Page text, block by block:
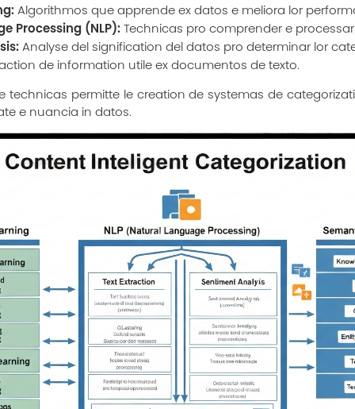
Algorithmos que apprende ex datos e meliora lor
Processing (NLP):Technicas pro comprender e
Analyse del signification del datos pro determinar lor
de information utile ex documentos de texto.
technicas permitte le creation de systemas de
e nuancia in datos.